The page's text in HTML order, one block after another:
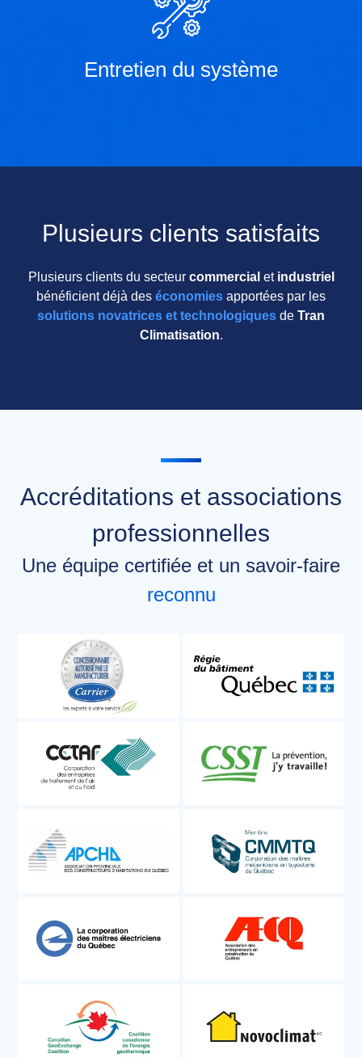
Entretien du système
Plusieurs clients satisfaits
Plusieurs clients du secteur commercial et industriel
bénéficient déjà des économies apportées par les
solutions novatrices et technologiques de Tran
Climatisation.
Accréditations et associations
professionnelles
Une équipe certifiée et un savoir-faire
reconnu